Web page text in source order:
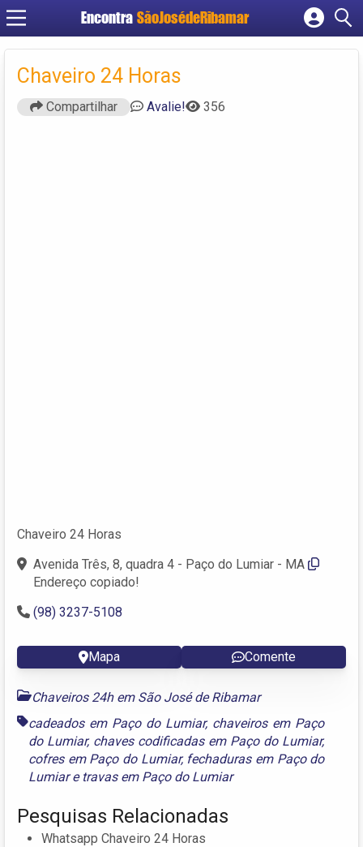
Encontra SãoJosédeRibamar
Cadastrar empresa
Criar conta
Chaveiro 24 Horas
Compartilhar Avalie! 356
Chaveiro 24 Horas
Avenida Três, 8, quadra 4 - Paço do Lumiar - MA
Endereço copiado!
(98) 3237-5108
Mapa Comente
Chaveiros 24h em São José de Ribamar
cadeados em Paço do Lumiar, chaveiros em Paço
do Lumiar, chaves codificadas em Paço do Lumiar,
cofres em Paço do Lumiar, fechaduras em Paço do
Lumiare travas em Paço do Lumiar
Pesquisas Relacionadas
Whatsapp Chaveiro 24 Horas